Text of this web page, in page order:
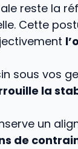
reste la
Cette
sous vos
la
un
de